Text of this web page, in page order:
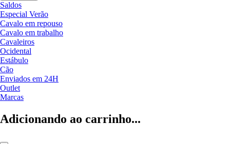
Saldos
Especial Verão
Cavalo em repouso
Cavalo em trabalho
Cavaleiros
Ocidental
Estábulo
Cão
Enviados em 24H
Outlet
Marcas
Adicionando ao carrinho...